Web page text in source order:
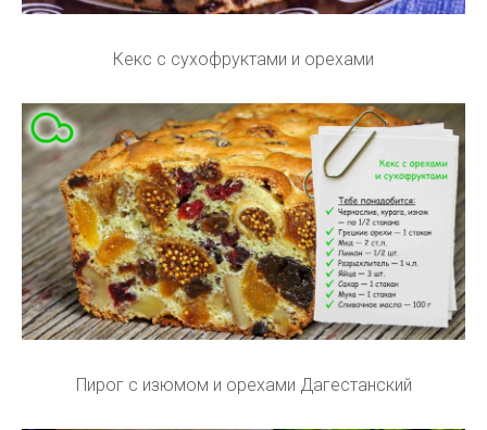
Кекс с сухофруктами и орехами
Пирог с изюмом и орехами Дагестанский